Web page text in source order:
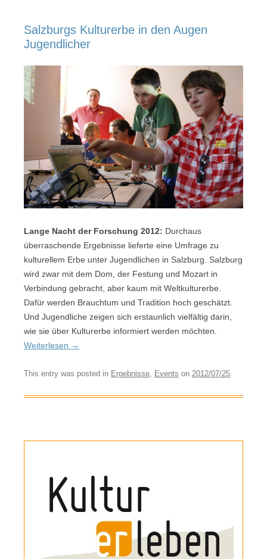
Salzburgs Kulturerbe in den Augen
Jugendlicher
Lange Nacht der Forschung 2012: Durchaus
überraschende Ergebnisse lieferte eine Umfrage zu
kulturellem Erbe unter Jugendlichen in Salzburg. Salzburg
wird zwar mit dem Dom, der Festung und Mozart in
Verbindung gebracht, aber kaum mit Weltkulturerbe.
Dafür werden Brauchtum und Tradition hoch geschätzt.
Und Jugendliche zeigen sich erstaunlich vielfältig darin,
wie sie über Kulturerbe informiert werden möchten.
Weiterlesen →
This entry was posted in Ergebnisse Events on 2012/07/25